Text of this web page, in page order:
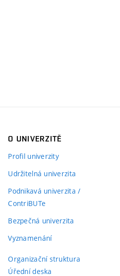
O UNIVERZITĚ
Profil univerzity
Udržitelná univerzita
Podnikavá univerzita /
ContriBUTe
Bezpečná univerzita
Vyznamenání
Organizační struktura
Úřední deska